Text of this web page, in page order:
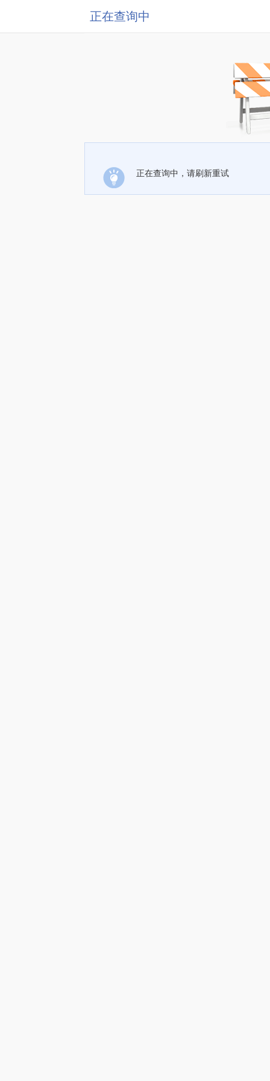
正在查询中
正在查询中，请刷新重试